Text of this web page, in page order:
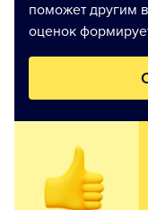
поможет другим
оценок